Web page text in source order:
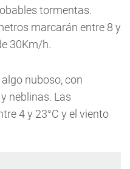
tormentas.
marcarán entre 8 y
30Km/h.
nuboso, con
neblinas. Las
4 y 23°C y el viento